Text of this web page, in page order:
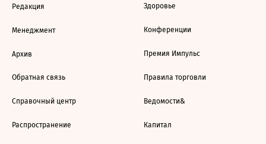
Редакция
Менеджмент
Архив
Обратная связь
Справочный центр
Распространение
Здоровье
Конференции
Премия Импульс
Правила торговли
Ведомости&
Капитал